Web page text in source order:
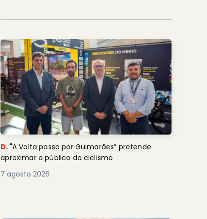
D. "A Volta passa por Guimarães” pretende
aproximar o público do ciclismo
7 agosto 2026